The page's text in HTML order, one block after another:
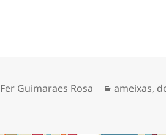
Autor
Fer Guimaraes Rosa Categorias
ameixas,